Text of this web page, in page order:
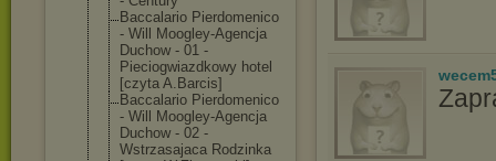
Baccalario Pierdomenico
- Will Moogley-Agencja
Duchow - 01 -
Pieciogwiazdkowy hotel
[czyta A.Barcis]
Baccalario Pierdomenico
- Will Moogley-Agencja
Duchow - 02 -
Wstrzasajaca Rodzinka